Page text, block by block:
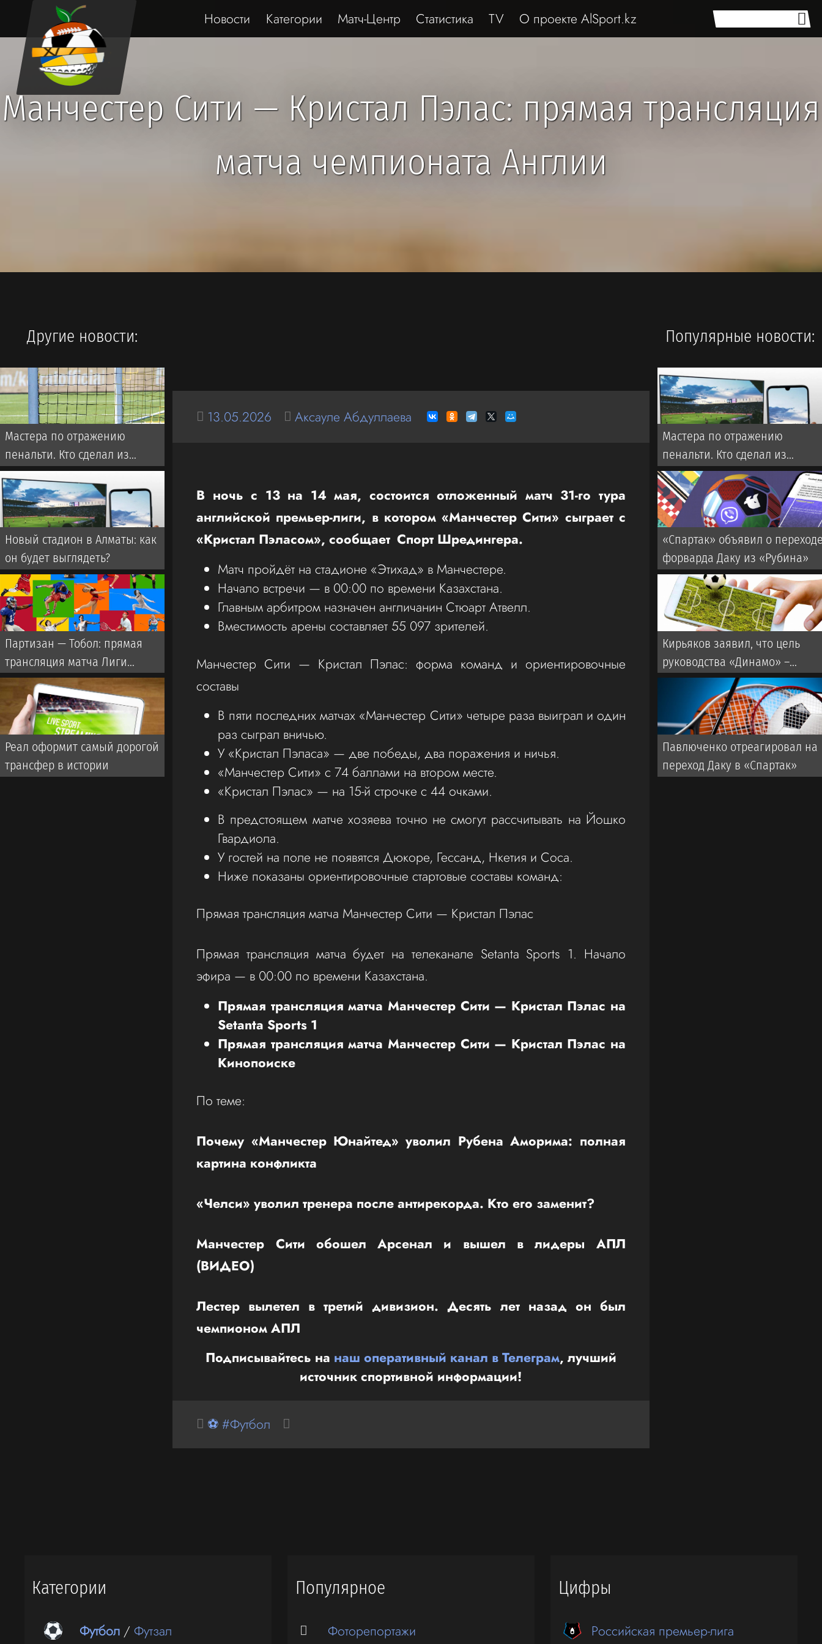
Новости Категории Матч-Центр Статистика TV О проекте AlSport.kz
Манчестер Сити — Кристал Пэлас: прямая трансляция
матча чемпионата Англии
13.05.2026 Аксауле Абдуллаева
В ночь с 13 на 14 мая, состоится отложенный матч 31-го тура
английской премьер-лиги, в котором «Манчестер Сити» сыграет с
«Кристал Пэласом», сообщает Спорт Шредингера.
Матч пройдёт на стадионе «Этихад» в Манчестере.
Начало встречи — в 00:00 по времени Казахстана.
Главным арбитром назначен англичанин Стюарт Атвелл.
Вместимость арены составляет 55 097 зрителей.
Манчестер Сити — Кристал Пэлас: форма команд и ориентировочные
составы
В пяти последних матчах «Манчестер Сити» четыре раза выиграл и один
раз сыграл вничью.
У «Кристал Пэласа» — две победы, два поражения и ничья.
«Манчестер Сити» с 74 баллами на втором месте.
«Кристал Пэлас» — на 15-й строчке с 44 очками.
В предстоящем матче хозяева точно не смогут рассчитывать на Йошко
Гвардиола.
У гостей на поле не появятся Дюкоре, Гессанд, Нкетия и Соса.
Ниже показаны ориентировочные стартовые составы команд:
Прямая трансляция матча Манчестер Сити — Кристал Пэлас
Прямая трансляция матча будет на телеканале Setanta Sports 1. Начало
эфира — в 00:00 по времени Казахстана.
Прямая трансляция матча Манчестер Сити — Кристал Пэлас на
Setanta Sports 1
Прямая трансляция матча Манчестер Сити — Кристал Пэлас на
Кинопоиске
По теме:
Почему «Манчестер Юнайтед» уволил Рубена Аморима: полная
картина конфликта
«Челси» уволил тренера после антирекорда. Кто его заменит?
Манчестер Сити обошел Арсенал и вышел в лидеры АПЛ
(ВИДЕО)
Лестер вылетел в третий дивизион. Десять лет назад он был
чемпионом АПЛ
Подписывайтесь на наш оперативный канал в Телеграм, лучший
источник спортивной информации!
⚽ #Футбол
Другие новости:
Мастера по отражению
пенальти. Кто сделал из
вратарей «Кайрата»
ментальных монстров
Новый стадион в Алматы: как
он будет выглядеть?
Партизан — Тобол: прямая
трансляция матча Лиги
Конференций
Реал оформит самый дорогой
трансфер в истории
Популярные новости:
Мастера по отражению
пенальти. Кто сделал из
вратарей «Кайрата»
ментальных монстров
«Спартак» объявил о
форварда Даку из «Рубина»
Кирьяков заявил, что цель
руководства «Динамо» –
развалить клуб
Павлюченко отреагировал на
переход Даку в «Спартак»
Категории
Футбол /Футзал
Популярное
Фоторепортажи
Цифры
Российская премьер-лига